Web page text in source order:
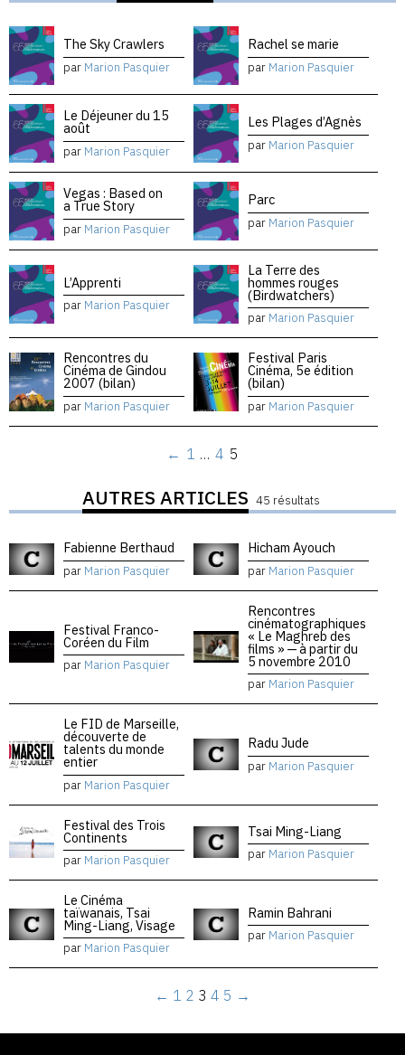
The Sky Crawlers
par Marion Pasquier
Rachel se marie
par Marion Pasquier
Le Déjeuner du 15
août
par Marion Pasquier
Les Plages d’Agnès
par Marion Pasquier
Vegas : Based on
a True Story
par Marion Pasquier
Parc
par Marion Pasquier
L’Apprenti
par Marion Pasquier
La Terre des
hommes rouges
(Birdwatchers)
par Marion Pasquier
Rencontres du
Cinéma de Gindou
2007 (bilan)
par Marion Pasquier
Festival Paris
Cinéma, 5e édition
(bilan)
par Marion Pasquier
← 1 … 4 5
AUTRES ARTICLES 45 résultats
Fabienne Berthaud
par Marion Pasquier
Hicham Ayouch
par Marion Pasquier
Festival Franco-
Coréen du Film
par Marion Pasquier
Rencontres
cinématographiques
« Le Maghreb des
films » — à partir du
5 novembre 2010
par Marion Pasquier
Le FID de Marseille,
découverte de
talents du monde
entier
par Marion Pasquier
Radu Jude
par Marion Pasquier
Festival des Trois
Continents
par Marion Pasquier
Tsai Ming-Liang
par Marion Pasquier
Le Cinéma
taïwanais, Tsai
Ming-Liang, Visage
par Marion Pasquier
Ramin Bahrani
par Marion Pasquier
← 1 2 3 4 5 →